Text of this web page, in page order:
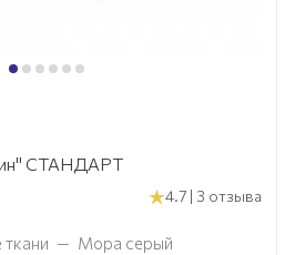
СТАНДАРТ
4.7 | 3 отзыва
— Мора серый